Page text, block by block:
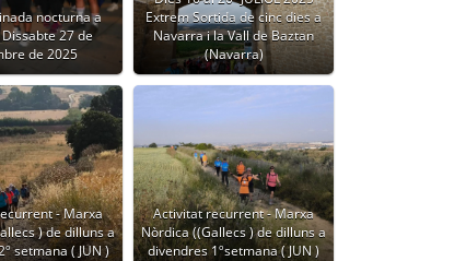
nocturna a
27 de
de 2025
Extrem Sortida de cinc dies a
Navarra i la Vall de Baztan
(Navarra)
- Marxa
) de dilluns a
setmana ( JUN )
Activitat recurrent - Marxa
Nòrdica ((Gallecs ) de dilluns a
divendres 1ºsetmana ( JUN )